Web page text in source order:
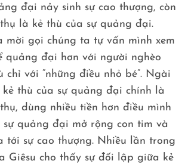
đại nảy sinh sự cao thượng, còn
là kẻ thù của sự quảng đại.
mời gọi chúng ta tự vấn mình xem
quảng đại hơn với người nghèo
chỉ với “những điều nhỏ bé”. Ngài
thù của sự quảng đại chính là
dùng nhiều tiền hơn điều mình
sự quảng đại mở rộng con tim và
tới sự cao thượng. Nhiều lần trong
Giêsu cho thấy sự đối lập giữa kẻ